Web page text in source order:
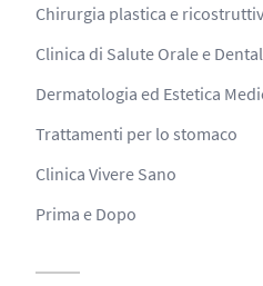
Chirurgia plastica e
Clinica di Salute Orale e
Dermatologia ed Estetica
Trattamenti per lo stomaco
Clinica Vivere Sano
Prima e Dopo